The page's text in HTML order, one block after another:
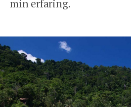
min erfaring.
Prinsesse Maries
Email:
CVR: